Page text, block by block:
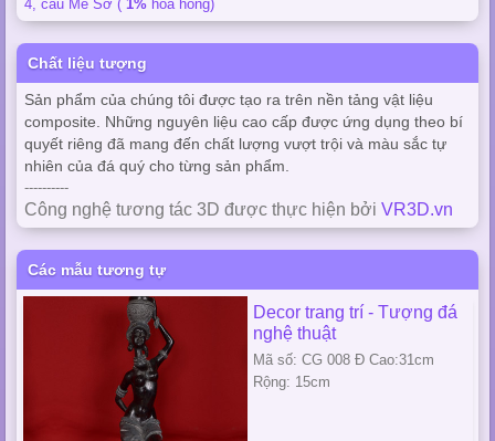
4, cầu Mễ Sở ( 1% hoa hồng)
Chất liệu tượng
Sản phẩm của chúng tôi được tạo ra trên nền tảng vật liệu
composite. Những nguyên liệu cao cấp được ứng dụng theo bí
quyết riêng đã mang đến chất lượng vượt trội và màu sắc tự
nhiên của đá quý cho từng sản phẩm.
----------
Công nghệ tương tác 3D được thực hiện bởi VR3D.vn
Các mẫu tương tự
Decor trang trí - Tượng đá
nghệ thuật
Mã số: CG 008 Đ Cao:31cm
Rộng: 15cm